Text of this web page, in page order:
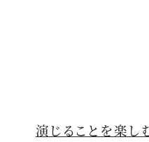
演じることを楽し